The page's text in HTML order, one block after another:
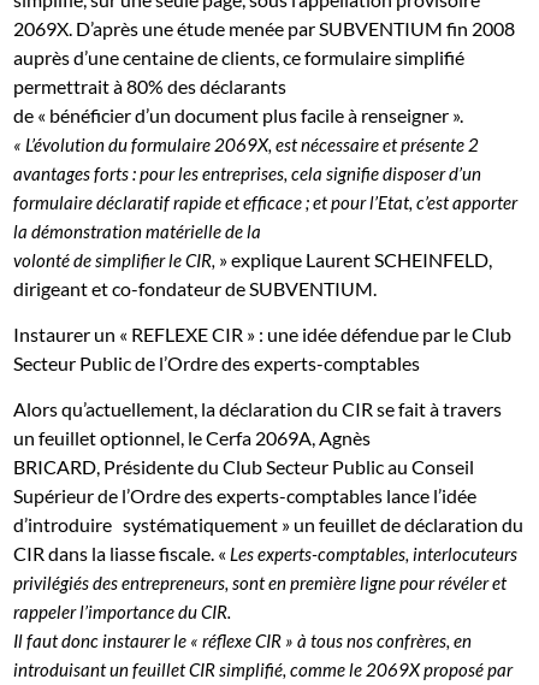
2069X. D’après une étude menée par SUBVENTIUM fin 2008
auprès d’une centaine de clients, ce formulaire simplifié
permettrait à 80% des déclarants
de « bénéficier d’un document plus facile à renseigner ».
« L’évolution du formulaire 2069X, est nécessaire et présente 2
avantages forts : pour les entreprises, cela signifie disposer d’un
formulaire déclaratif rapide et efficace ; et pour l’Etat, c’est apporter
la démonstration matérielle de la
volonté de simplifier le CIR, » explique Laurent SCHEINFELD,
dirigeant et co-fondateur de SUBVENTIUM.
Instaurer un « REFLEXE CIR » : une idée défendue par le Club
Secteur Public de l’Ordre des experts-comptables
Alors qu’actuellement, la déclaration du CIR se fait à travers
un feuillet optionnel, le Cerfa 2069A, Agnès
BRICARD, Présidente du Club Secteur Public au Conseil
Supérieur de l’Ordre des experts-comptables lance l’idée
d’introduire systématiquement » un feuillet de déclaration du
CIR dans la liasse fiscale. « Les experts-comptables, interlocuteurs
privilégiés des entrepreneurs, sont en première ligne pour révéler et
rappeler l’importance du CIR.
Il faut donc instaurer le « réflexe CIR » à tous nos confrères, en
introduisant un feuillet CIR simplifié, comme le 2069X proposé par